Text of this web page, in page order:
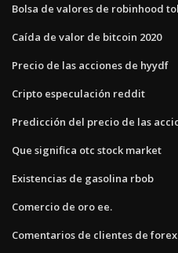
Bolsa de valores de robinhood
Caída de valor de bitcoin 2020
Precio de las acciones de hyydf
Cripto especulación reddit
Predicción del precio de las
Que significa otc stock market
Existencias de gasolina rbob
Comercio de oro ee.
Comentarios de clientes de